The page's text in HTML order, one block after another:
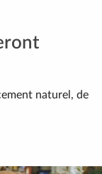
naturel, de